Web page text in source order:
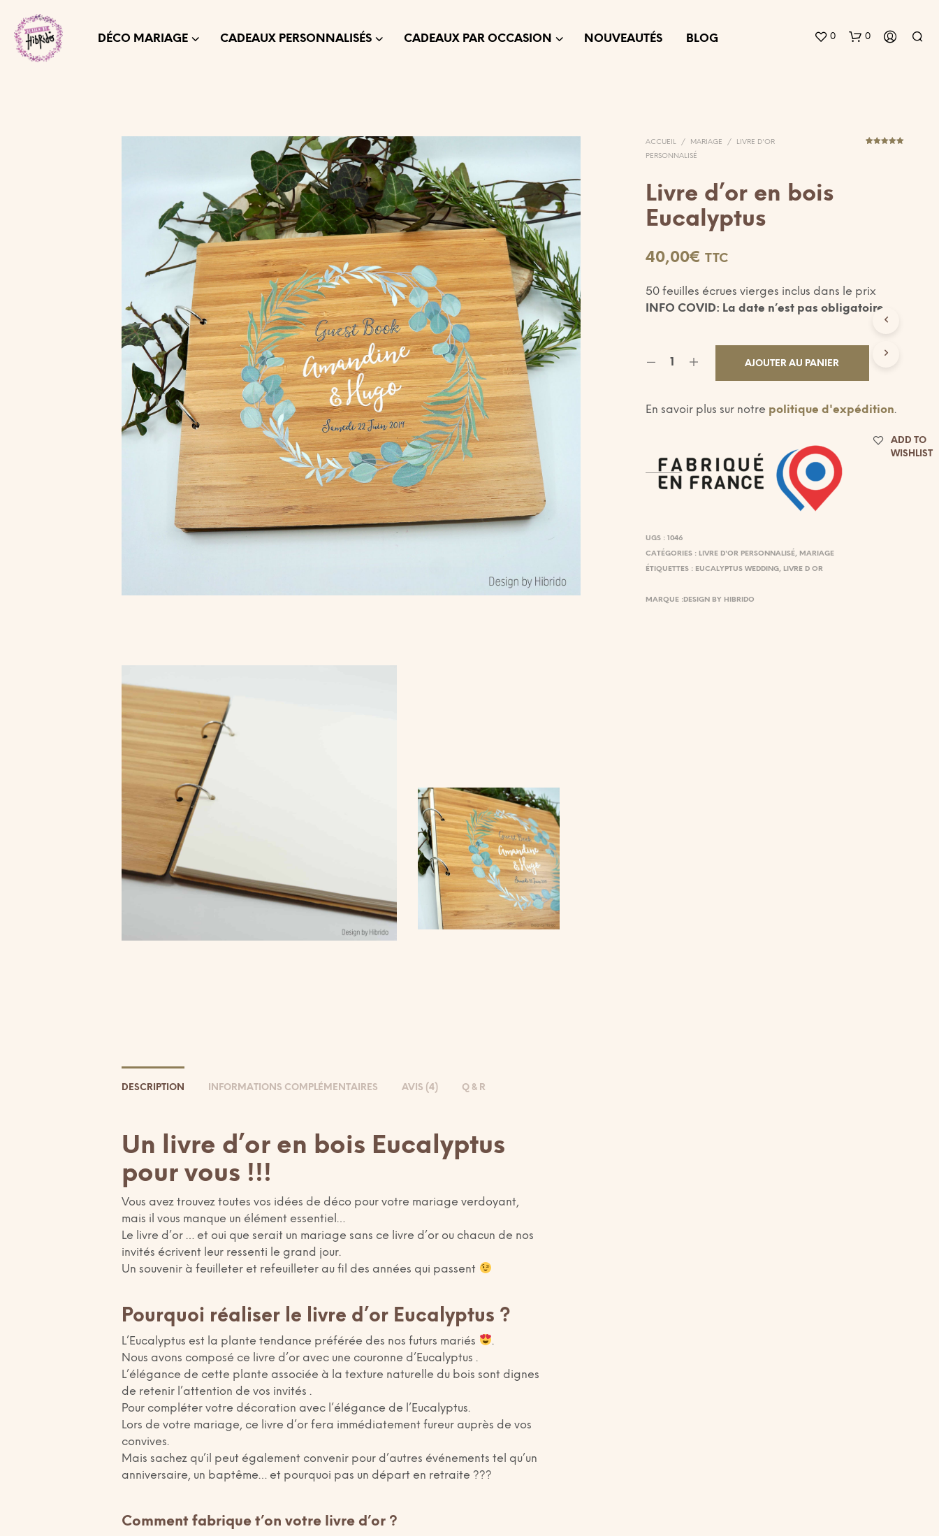
DÉCO MARIAGE CADEAUX PERSONNALISÉS CADEAUX PAR OCCASION NOUVEAUTÉS BLOG 0 0
E
E
D
ACCUEIL / MARIAGE /
LIVRE D'OR
PERSONNALISÉ
Livre d’or en bois
Eucalyptus
40,00€ TTC
50 feuilles écrues vierges inclus dans le prix
INFO COVID: La date n’est pas obligatoire
AJOUTER AU PANIER
En savoir plus sur notre politique d'expédition.
ADD TO
WISHLIST
UGS : 1046
CATÉGORIES : LIVRE D'OR PERSONNALISÉ, MARIAGE
ÉTIQUETTES : EUCALYPTUS WEDDING, LIVRE D OR
MARQUE :DESIGN BY HIBRIDO
DESCRIPTION INFORMATIONS COMPLÉMENTAIRES AVIS (4) Q & R
Un livre d’or en bois Eucalyptus
pour vous !!!
Vous avez trouvez toutes vos idées de déco pour votre mariage verdoyant,
mais il vous manque un élément essentiel…
Le livre d’or … et oui que serait un mariage sans ce livre d’or ou chacun de nos
invités écrivent leur ressenti le grand jour.
Un souvenir à feuilleter et refeuilleter au fil des années qui passent
Pourquoi réaliser le livre d’or Eucalyptus ?
L’Eucalyptus est la plante tendance préférée des nos futurs mariés
.
Nous avons composé ce livre d’or avec une couronne d’Eucalyptus .
L’élégance de cette plante associée à la texture naturelle du bois sont dignes
de retenir l’attention de vos invités .
Pour compléter votre décoration avec l’élégance de l’Eucalyptus.
Lors de votre mariage, ce livre d’or fera immédiatement fureur auprès de vos
convives.
Mais sachez qu’il peut également convenir pour d’autres événements tel qu’un
anniversaire, un baptême… et pourquoi pas un départ en retraite ???
Comment fabrique t’on votre livre d’or ?